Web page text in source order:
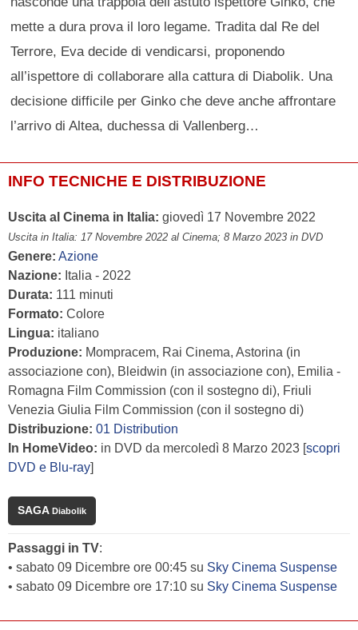
mette a dura prova il loro legame. Tradita dal Re del
Terrore, Eva decide di vendicarsi, proponendo
all’ispettore di collaborare alla cattura di Diabolik. Una
decisione difficile per Ginko che deve anche affrontare
l’arrivo di Altea, duchessa di Vallenberg…
INFO TECNICHE E DISTRIBUZIONE
Uscita al Cinema in Italia: giovedì 17 Novembre 2022
Uscita in Italia: 17 Novembre 2022 al Cinema; 8 Marzo 2023 in DVD
Genere: Azione
Nazione: Italia - 2022
Durata: 111 minuti
Formato: Colore
Lingua: italiano
Produzione: Mompracem, Rai Cinema, Astorina (in
associazione con), Bleidwin (in associazione con), Emilia -
Romagna Film Commission (con il sostegno di), Friuli
Venezia Giulia Film Commission (con il sostegno di)
Distribuzione: 01 Distribution
In HomeVideo: in DVD da mercoledì 8 Marzo 2023 [scopri
DVD e Blu-ray]
SAGA Diabolik
Passaggi in TV:
• sabato 09 Dicembre ore 00:45 su Sky Cinema Suspense
• sabato 09 Dicembre ore 17:10 su Sky Cinema Suspense